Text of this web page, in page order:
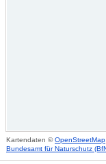
Kartendaten ©OpenStreetMap
Bundesamt für Naturschutz